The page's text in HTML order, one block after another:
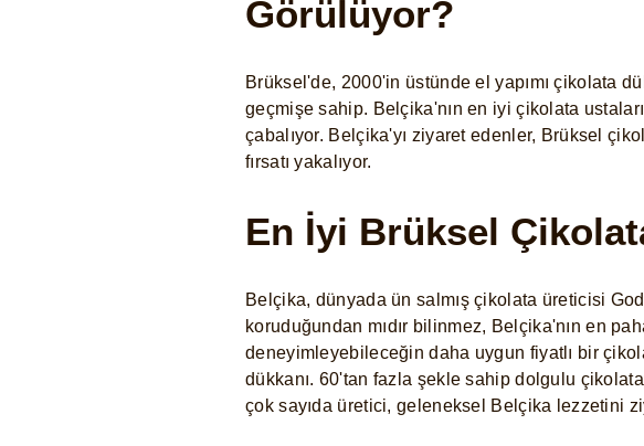
Görülüyor?
Brüksel'de, 2000'in üstünde el yapımı çikolata
geçmişe sahip. Belçika'nın en iyi çikolata
çabalıyor. Belçika'yı ziyaret edenler, Brüksel
fırsatı yakalıyor.
En İyi Brüksel
Belçika, dünyada ün salmış çikolata üreticisi
koruduğundan mıdır bilinmez, Belçika'nın en
deneyimleyebileceğin daha uygun fiyatlı bir
dükkanı. 60'tan fazla şekle sahip dolgulu
çok sayıda üretici, geleneksel Belçika lezzetini